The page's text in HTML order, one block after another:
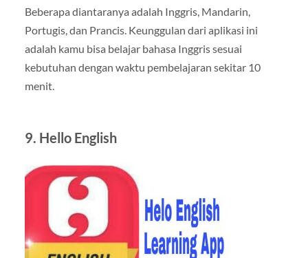
Beberapa diantaranya adalah Inggris, Mandarin,
Portugis, dan Prancis. Keunggulan dari aplikasi ini
adalah kamu bisa belajar bahasa Inggris sesuai
kebutuhan dengan waktu pembelajaran sekitar 10
menit.
9. Hello English